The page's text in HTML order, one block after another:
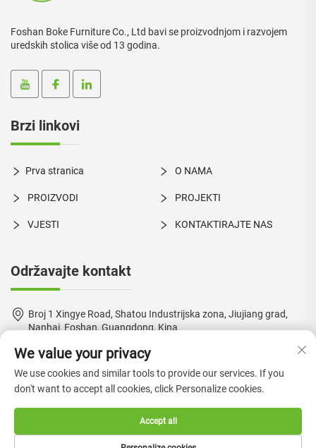
Foshan Boke Furniture Co., Ltd bavi se proizvodnjom i razvojem
uredskih stolica više od 13 godina.
Brzi linkovi
Prva stranica O NAMA
PROIZVODI PROJEKTI
VJESTI KONTAKTIRAJTE NAS
Održavajte kontakt
Broj 1 Xingye Road, Shatou Industrijska zona, Jiujiang grad,
Nanhai, Foshan, Guangdong, Kina
+86-18924550960
[email protected]
Autorsko pravo © 2024 by Foshan Boke Furniture Co., Ltd. —
We value your privacy
We use cookies and similar tools to provide our services. If you
don't want to accept all cookies, click Personalize cookies.
Accept all